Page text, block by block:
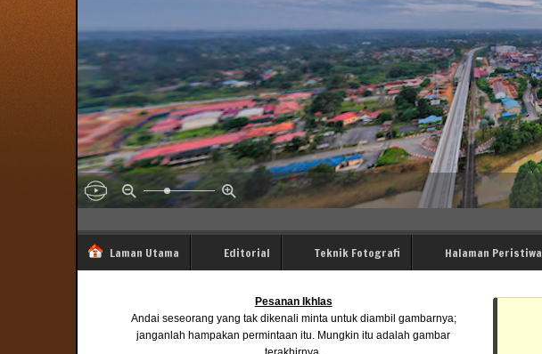
Laman Utama Editorial Teknik Fotografi Halaman Peristiwa
Pesanan Ikhlas
Andai seseorang yang tak dikenali minta untuk diambil gambarnya;
janganlah hampakan permintaan itu. Mungkin itu adalah gambar